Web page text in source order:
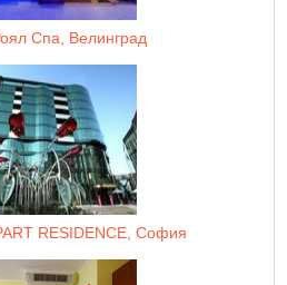
Спа, Велинград
RESIDENCE, София